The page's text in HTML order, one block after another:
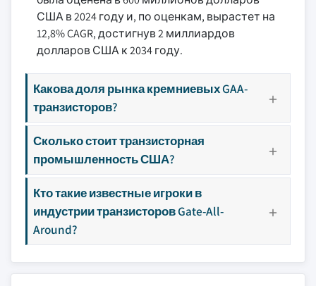
США в 2024 году и, по оценкам, вырастет на
12,8% CAGR, достигнув 2 миллиардов
долларов США к 2034 году.
Какова доля рынка кремниевых GAA-
транзисторов?
Сколько стоит транзисторная
промышленность США?
Кто такие известные игроки в
индустрии транзисторов Gate-All-
Around?